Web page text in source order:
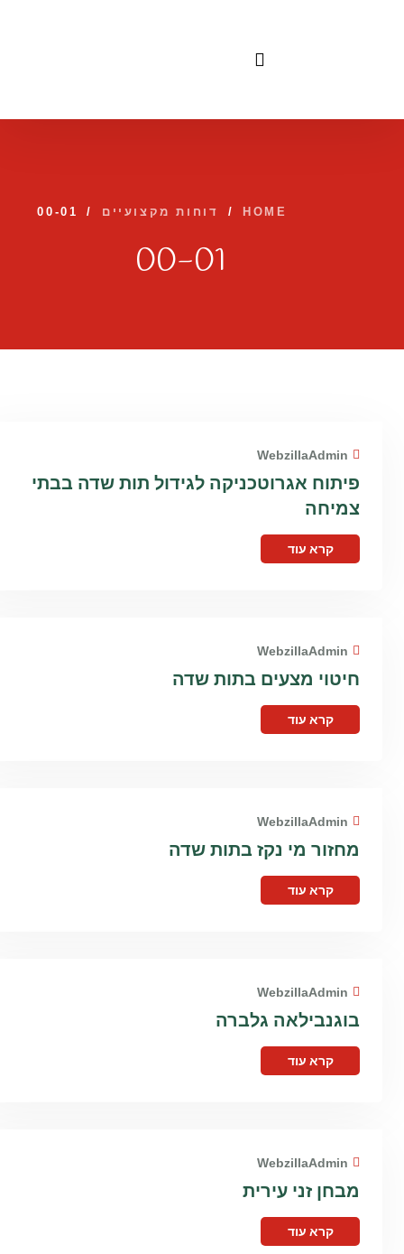
HOME
/ דוחות מקצועיים /
00-01
00-01
WebzillaAdmin
פיתוח אגרוטכניקה לגידול תות שדה בבתי
צמיחה
קרא עוד
WebzillaAdmin
חיטוי מצעים בתות שדה
קרא עוד
WebzillaAdmin
מחזור מי נקז בתות שדה
קרא עוד
WebzillaAdmin
בוגנבילאה גלברה
קרא עוד
WebzillaAdmin
מבחן זני עירית
קרא עוד